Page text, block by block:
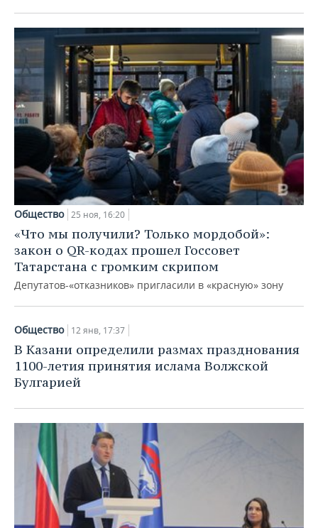
Общество 25 ноя, 16:20
«Что мы получили? Только мордобой»:
закон о QR-кодах прошел Госсовет
Татарстана с громким скрипом
Депутатов-«отказников» пригласили в «красную» зону
Общество 12 янв, 17:37
В Казани определили размах празднования
1100-летия принятия ислама Волжской
Булгарией